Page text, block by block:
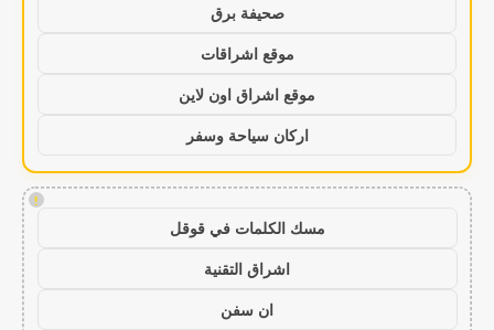
صحيفة برق
موقع اشراقات
موقع اشراق اون لاين
اركان سياحة وسفر
!
مسك الكلمات في قوقل
اشراق التقنية
ان سفن